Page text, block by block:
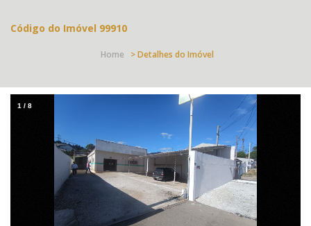
Código do Imóvel 99910
Home > Detalhes do Imóvel
1 / 8